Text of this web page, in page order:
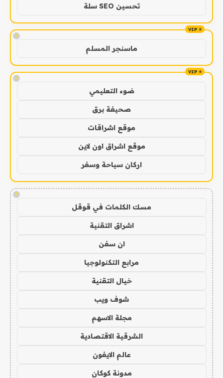
تحسين SEO سلة
!
ماسنجر المسلم
!
ضوء التعليمي
صحيفة برق
موقع اشراقات
موقع اشراق اون لاين
اركان سياحة وسفر
!
مسك الكلمات في قوقل
اشراق التقنية
ان سفن
مرابع التكنولوجيا
خيال التقنية
شوف ويب
مجلة الاسهم
الشرقية الاقتصادية
عالم الايفون
مدونة كوكان